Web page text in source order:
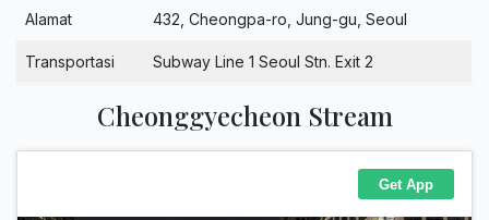
Alamat 432, Cheongpa-ro, Jung-gu, Seoul
Transportasi Subway Line 1 Seoul Stn. Exit 2
Cheonggyecheon Stream